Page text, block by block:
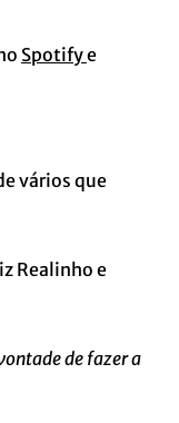
Spotifye
vários que
Realinho e
de fazer a